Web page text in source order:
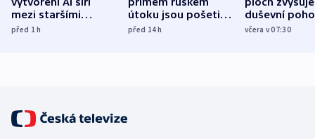
mezi staršími
Poláky nebezpečné
před 1h
útoku jsou pošetilé,
míní estonský
před 14h
duševní
ukázala
včera v 07:30